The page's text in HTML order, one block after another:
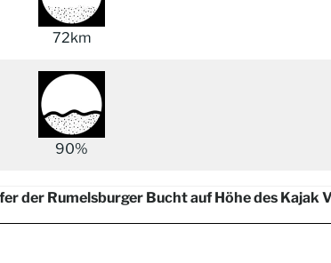
72km
90%
der Rumelsburger Bucht auf Höhe des Kajak